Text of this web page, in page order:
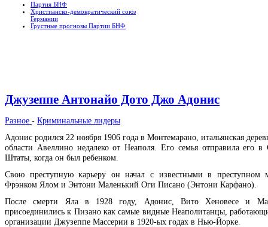
Партия БНФ
Христианско-демократический союз
Германии
Грустные прогнозы Партии БНФ
Джузеппе Антонайо Дото Джо Адонис
Разное - Криминальные лидеры
Адонис родился 22 ноября 1906 года в Монтемарано, итальянская
области Авеллино недалеко от Неаполя. Его семья отправила его в
Штаты, когда он был ребенком.
Свою преступную карьеру он начал с известными в преступном
Фрэнком Ялом и Энтони Маленький Оги Писано (Энтони Карфано).
После смерти Яла в 1928 году, Адонис, Вито Хеновесе и
присоединились к Пизано как самые видные Неаполитанцы,
организации Джузеппе Массерии в 1920-ых годах в Нью-Йорке.